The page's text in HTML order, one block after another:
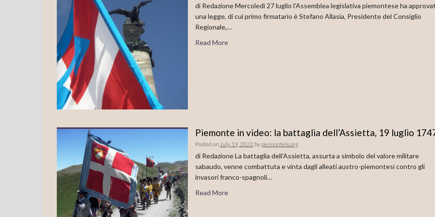
di Redazione Mercoledì 27 luglio l’Assemblea legislativa piemontese ha
una legge, di cui primo firmatario è Stefano Allasia, Presidente del Consiglio
Regionale,…
Read More
Piemonte in video: la battaglia dell’Assietta, 19 luglio
Posted on July 19, 2022 by piemonteis.org
di Redazione La battaglia dell’Assietta, assurta a simbolo del valore militare
sabaudo, venne combattuta e vinta dagli alleati austro-piemontesi contro gli
invasori franco-spagnoli…
Read More